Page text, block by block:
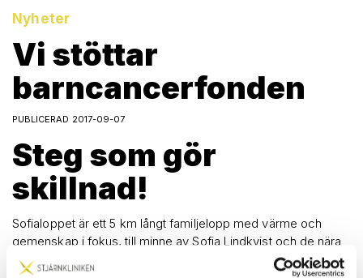
Nyheter
Vi stöttar
barncancerfonden
PUBLICERAD 2017-09-07
Steg som gör
skillnad!
Sofialoppet är ett 5 km långt familjelopp med värme och
gemenskap i fokus, till minne av Sofia Lindkvist och de nära
och kära vi förlorat och som kämpar mot cancer.